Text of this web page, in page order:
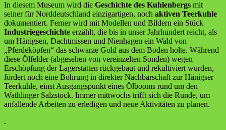
In diesem Museum wird die Geschichte des Kuhlenbergs mit
seiner für Norddeutschland einzigartigen, noch aktiven Teerkuhle
dokumentiert. Ferner wird mit Modellen und Bildern ein Stück
Industriegeschichte erzählt, die bis in unser Jahrhundert reicht, als
um Hänigsen, Dachtmissen und Nienhagen ein Wald von
„Pferdeköpfen“ das schwarze Gold aus dem Boden holte. Während
diese Ölfelder (abgesehen von vereinzelten Sonden) wegen
Erschöpfung der Lagerstätten rückgebaut und rekultiviert wurden,
fördert noch eine Bohrung in direkter Nachbarschaft zur Hänigser
Teerkuhle, einst Ausgangspunkt eines Ölbooms rund um den
Wathlinger Salzstock. Immer mittwochs trifft sich die Runde, um
anfallende Arbeiten zu erledigen und neue Aktivitäten zu planen.
.